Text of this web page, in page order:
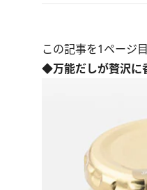
この記事を1ページ
◆万能だしが贅沢に